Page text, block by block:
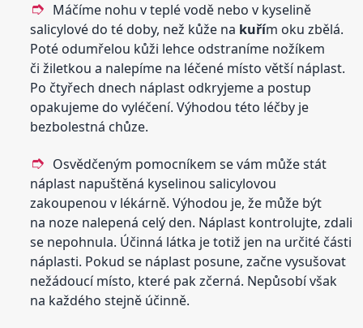
Máčíme nohu v teplé vodě nebo v kyselině
salicylové do té doby, než kůže na kuřím oku zbělá.
Poté odumřelou kůži lehce odstraníme nožíkem
či žiletkou a nalepíme na léčené místo větší náplast.
Po čtyřech dnech náplast odkryjeme a postup
opakujeme do vyléčení. Výhodou této léčby je
bezbolestná chůze.
Osvědčeným pomocníkem se vám může stát
náplast napuštěná kyselinou salicylovou
zakoupenou v lékárně. Výhodou je, že může být
na noze nalepená celý den. Náplast kontrolujte, zdali
se nepohnula. Účinná látka je totiž jen na určité části
náplasti. Pokud se náplast posune, začne vysušovat
nežádoucí místo, které pak zčerná. Nepůsobí však
na každého stejně účinně.